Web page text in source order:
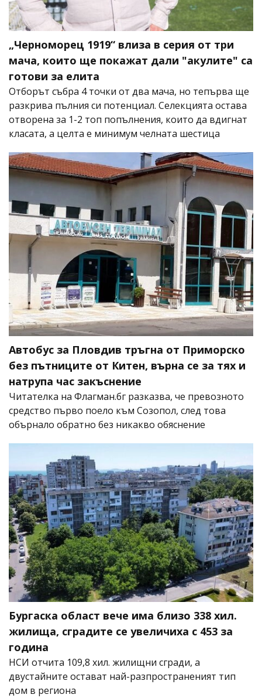
„Черноморец 1919“ влиза в серия от три
мача, които ще покажат дали "акулите" са
готови за елита
Отборът събра 4 точки от два мача, но тепърва ще
разкрива пълния си потенциал. Селекцията остава
отворена за 1-2 топ попълнения, които да вдигнат
класата, а целта е минимум челната шестица
Автобус за Пловдив тръгна от Приморско
без пътниците от Китен, върна се за тях и
натрупа час закъснение
Читателка на Флагман.бг разказва, че превозното
средство първо поело към Созопол, след това
обърнало обратно без никакво обяснение
Бургаска област вече има близо 338 хил.
жилища, сградите се увеличиха с 453 за
година
НСИ отчита 109,8 хил. жилищни сгради, а
двустайните остават най-разпространеният тип
дом в региона